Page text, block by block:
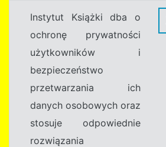
Instytut Książki dba o
ochronę prywatności
użytkowników i
bezpieczeństwo
przetwarzania ich
danych osobowych oraz
stosuje odpowiednie
rozwiązania